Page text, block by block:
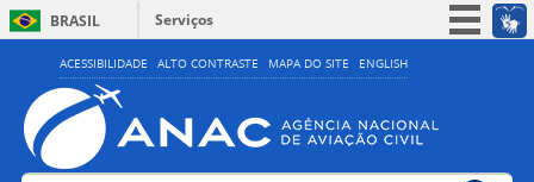
ACESSIBILIDADE ALTO CONTRASTE MAPA DO SITE ENGLISH
BRASIL
Serviços
Simplifique!
Acesso à informação
Legislação